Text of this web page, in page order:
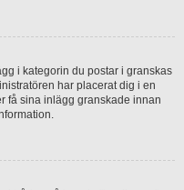
i kategorin du postar i granskas
har placerat dig i en
få sina inlägg granskade innan